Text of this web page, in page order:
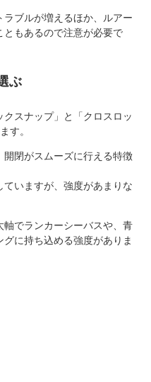
ブルが増えるほか、ルアー
ともあるので注意が必要で
ぶ
スナップ」と「クロスロッ
す。
閉がスムーズに行える特徴
いますが、強度があまりな
でランカーシーバスや、青
に持ち込める強度がありま